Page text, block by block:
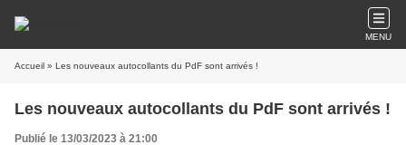
MENU
Accueil » Les nouveaux autocollants du PdF sont arrivés !
Les nouveaux autocollants du PdF sont arrivés !
Publié le 13/03/2023 à 21:00